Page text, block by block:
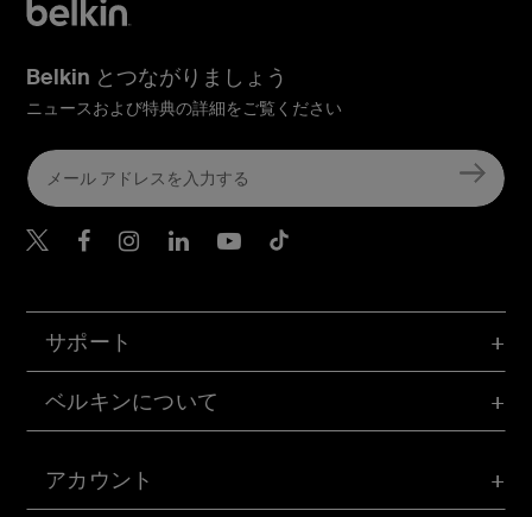
アカウント
サポート
ベルキンについて
Belkin とつながりましょう
ニュースおよび特典の詳細をご覧ください
Belkin Twitter
Belkin Facebook
Belkin Instagram
Belkin LinkedIn
Belkin Youtube
Belkin TikTok